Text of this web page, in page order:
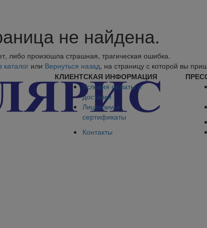
не найдена.
либо произошла страшная, трагическая ошибка.
каталог или Вернуться назад, на страницу с которой вы
КЛИЕНТСКАЯ ИНФОРМАЦИЯ
Условия оплаты и
доставки
Лицензии и
сертификаты
Контакты